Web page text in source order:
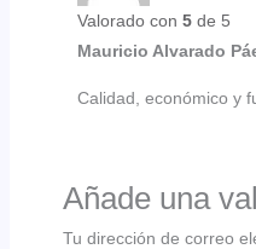
Valorado con 5de 5
Mauricio Alvarado
Calidad, económico y
Añade una
Tu dirección de correo